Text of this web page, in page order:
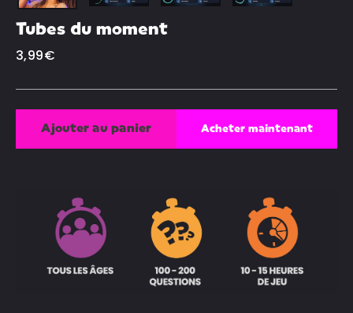
Tubes du moment
Prix
3,99€
Ajouter au panier Acheter maintenant